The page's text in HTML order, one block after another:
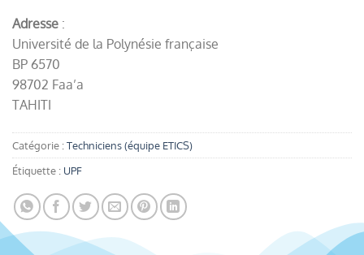
Adresse :
Université de la Polynésie française
BP 6570
98702 Faa’a
TAHITI
Catégorie :Techniciens (équipe ETICS)
Étiquette : UPF